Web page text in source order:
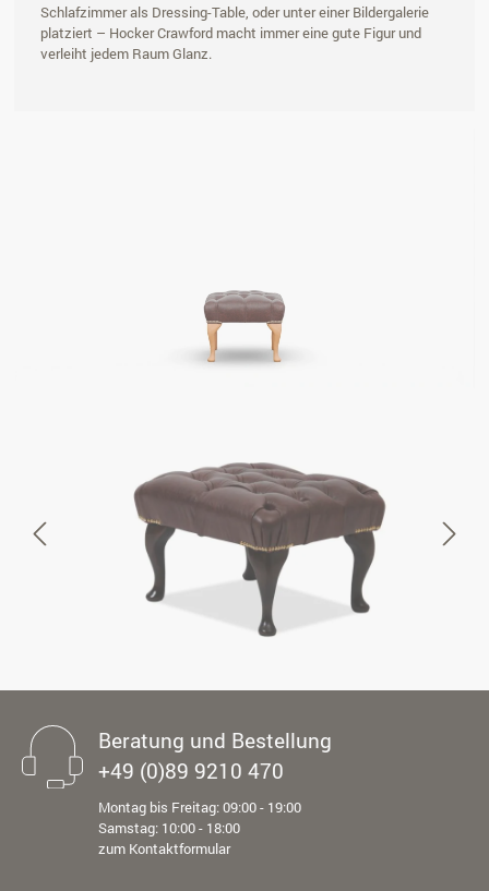
Schlafzimmer als Dressing-Table, oder unter einer Bildergalerie
platziert – Hocker Crawford macht immer eine gute Figur und
verleiht jedem Raum Glanz.
Beratung und Bestellung
+49 (0)89 9210 470
Montag bis Freitag: 09:00 - 19:00
Samstag: 10:00 - 18:00
zum Kontaktformular